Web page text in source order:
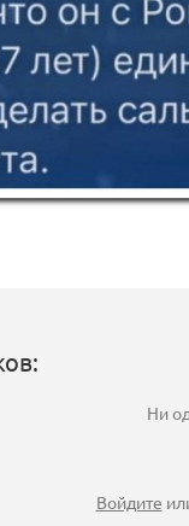
Ни
Войдите